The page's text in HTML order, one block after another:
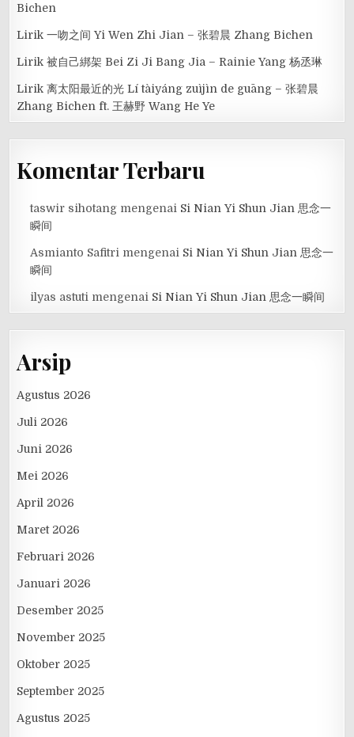
Bichen
Lirik 一吻之间 Yi Wen Zhi Jian – 张碧晨 Zhang Bichen
Lirik 被自己綁架 Bei Zi Ji Bang Jia – Rainie Yang 杨丞琳
Lirik 离太阳最近的光 Lí tàiyáng zuìjìn de guāng – 张碧晨
Zhang Bichen ft. 王赫野 Wang He Ye
Komentar Terbaru
taswir sihotang mengenai Si Nian Yi Shun Jian 思念一
瞬间
Asmianto Safitri mengenai Si Nian Yi Shun Jian 思念一
瞬间
ilyas astuti mengenai Si Nian Yi Shun Jian 思念一瞬间
Arsip
Agustus 2026
Juli 2026
Juni 2026
Mei 2026
April 2026
Maret 2026
Februari 2026
Januari 2026
Desember 2025
November 2025
Oktober 2025
September 2025
Agustus 2025